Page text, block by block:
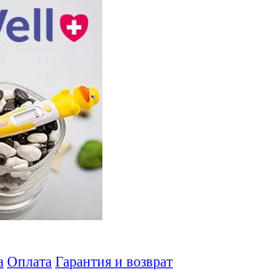
Оплата Гарантия и возврат